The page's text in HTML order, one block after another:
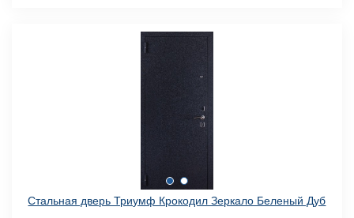
Стальная дверь Триумф Крокодил Зеркало Беленый Дуб